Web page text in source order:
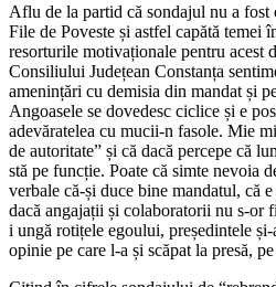
Aflu de la partid că sondajul nu a
File de Poveste și astfel capătă temei
resorturile motivaționale pentru acest
Consiliului Județean Constanța
amenințări cu demisia din mandat și
Angoasele se dovedesc ciclice și e
adevăratelea cu mucii-n fasole. Mie
de autoritate” și că dacă percepe că
stă pe funcție. Poate că simte nevoia
verbale că-și duce bine mandatul, că
dacă angajații și colaboratorii nu s-or
i ungă rotițele egoului, președintele
opinie pe care l-a și scăpat la presă, pe